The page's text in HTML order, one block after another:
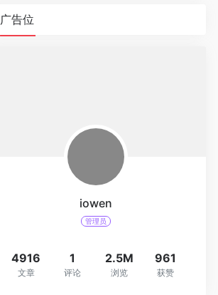
广告位
iowen
管理员
4916
文章
1
评论
2.5M
浏览
961
获赞